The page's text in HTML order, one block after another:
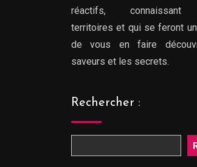
réactifs, connaissant
territoires et qui se feront
de vous en faire
saveurs et les secrets.
Rechercher :